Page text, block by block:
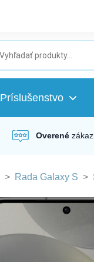
Príslušenstvo
Overené
> Rada Galaxy S >